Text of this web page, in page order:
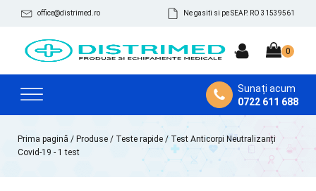
office@distrimed.ro Ne gasiti si pe SEAP. RO 31539561
Sunați acum
0722 611 688
Prima pagină / Produse / Teste rapide / Test Anticorpi Neutralizanți
Covid-19 - 1 test